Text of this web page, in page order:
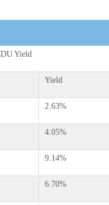
Yield
Yield
2.63%
4.05%
9.14%
6.70%